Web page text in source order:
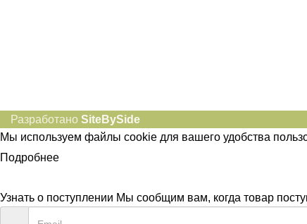
Разработано SiteBySide
Мы используем файлы cookie для вашего удобства
Подробнее
Узнать о поступлении Мы сообщим вам, когда товар